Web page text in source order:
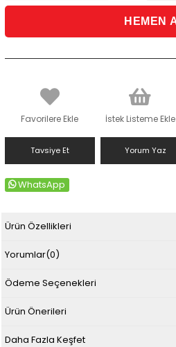
Favorilere Ekle İstek Listeme Ekle
Tavsiye Et Yorum Yaz
WhatsApp
Ürün Özellikleri
Yorumlar(0)
Ödeme Seçenekleri
Ürün Önerileri
Daha Fazla Keşfet